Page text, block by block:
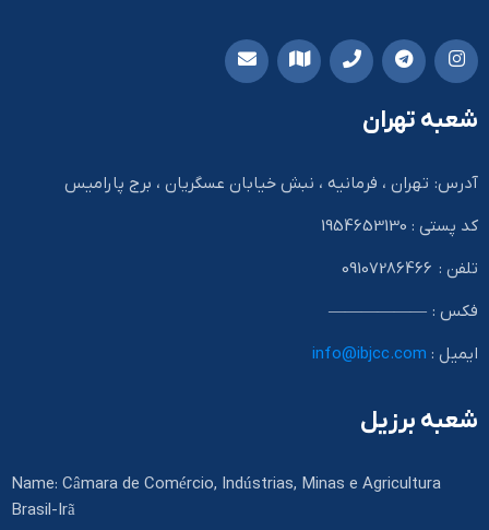
شعبه تهران
آدرس: تهران ، فرمانیه ، نبش خیابان عسگریان ، برج پارامیس
کد پستی : 1954653130
تلفن : 09107286466
فکس : ——————
ایمیل : info@ibjcc.com
شعبه برزیل
Name: Câmara de Comércio, Indústrias, Minas e Agricultura
Brasil-Irã